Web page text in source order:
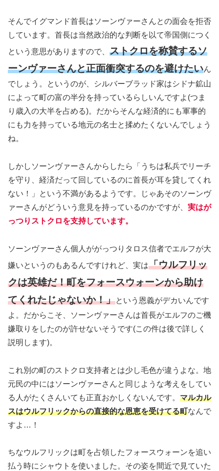
そんでイグマンド首長はソーンヴァーさんとの面会を拒否
しています。首長は当然政治的な判断を以て帝国側につく
という意思がありますので、 ストクロを称賛するソ
ーンヴァーさんと正面衝突するのを避けたいん
でしょう。というのが、シルバーブラッド家はシドナ鉱山
によって町の富の半分を持っているらしいんですよ (つま
り歳入の大半を占める)。だからそんな経済的にも軍事的
にも力を持っている地元の名士と揉めたくないんでしょう
ね。
しかしソーンヴァーさんからしたら「うちは私兵でリーチ
を守り、経済だって回しているのに首長が耳を貸してくれ
ない！」という不満があるようです。じゃあそのソーンヴ
ァーさんがどういう意見を持っているのかですが、 実はが
っつりストクロを支持しています。
ソーンヴァーさん個人ががっつりタロス信者でエルフが大
嫌いというのもあるんですけれど、実は「ウルフリッ
クは英雄だ！町をフォースウォーンから助け
てくれたじゃないか！」という恩義がデカいんです
よ。だからこそ、ソーンヴァーさんは首長がエルフのご機
嫌取りをしたのが許せないそうです(この件は後で詳しく
説明します)。
これ別の町のストクロ支持者とは少し毛色が違うよな。地
元民の中にはソーンヴァーさんと同じような考えをしてい
る人がたくさんいても正直おかしくないんです。 マルカル
スはウルフリックからの直接的な恩恵を受けてる町なんで
すよ…！
ちなウルフリックは町を占領したフォースウォーンを追い
払う時にシャウトを使いました。その姿を間近で見ていた